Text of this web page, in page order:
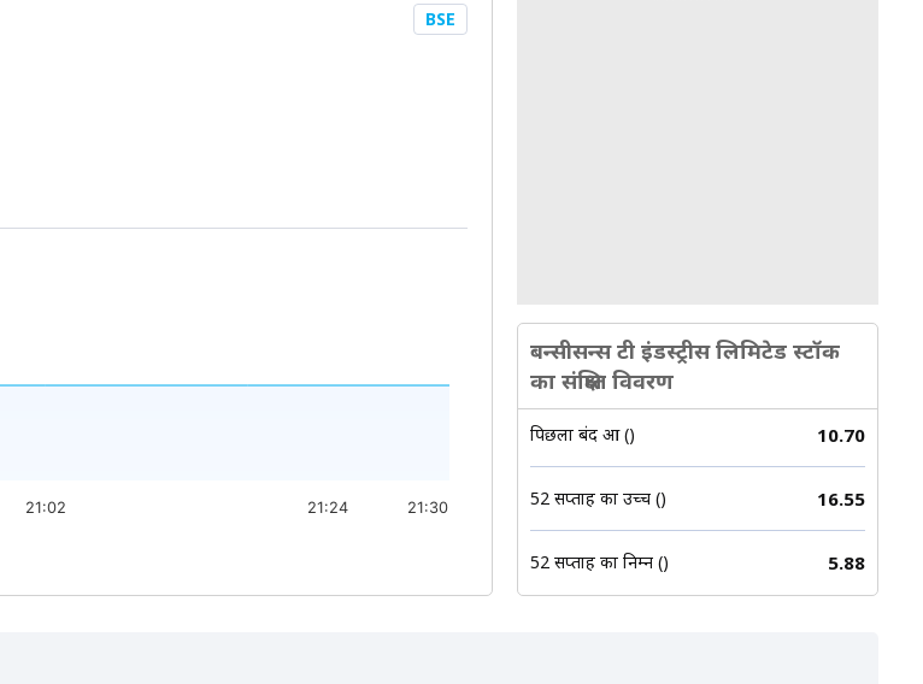
BSE
21:02 21:24 21:30
बन्सीसन्स टी इंडस्ट्रीस लिमिटेड स्टॉक
का संक्षिप्त विवरण
पिछला बंद हुआ (₹) 10.70
52 सप्ताह का उच्च (₹) 16.55
52 सप्ताह का निम्न (₹) 5.88